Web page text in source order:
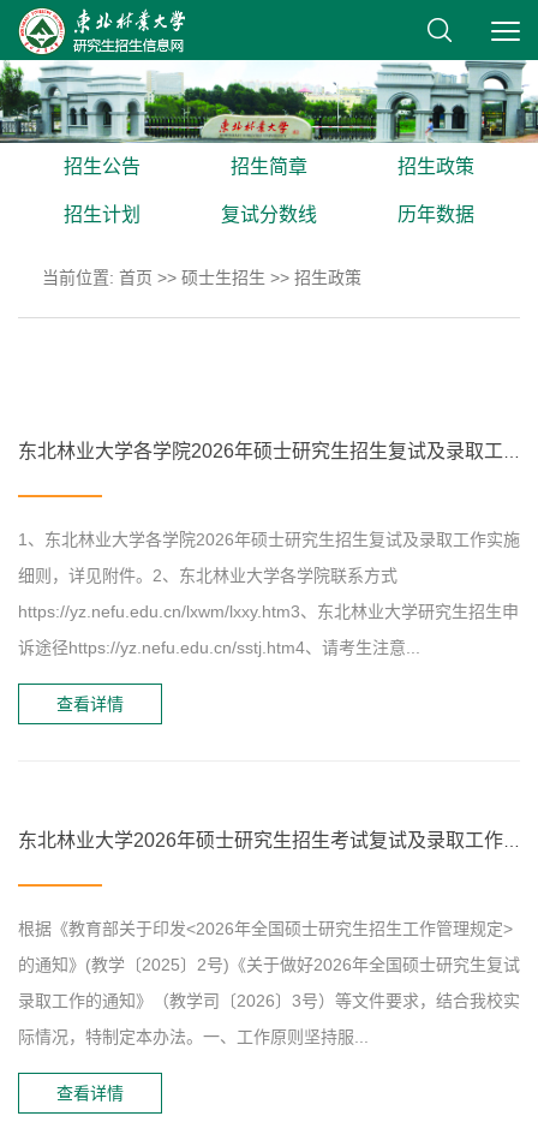
招生公告 招生简章 招生政策
招生计划 复试分数线 历年数据
当前位置: 首页 >> 硕士生招生 >> 招生政策
1、东北林业大学各学院2026年硕士研究生招生复试及录取工作实施
细则，详见附件。2、东北林业大学各学院联系方式
https://yz.nefu.edu.cn/lxwm/lxxy.htm3、东北林业大学研究生招生申
诉途径https://yz.nefu.edu.cn/sstj.htm4、请考生注意...
查看详情
根据《教育部关于印发<2026年全国硕士研究生招生工作管理规定>
的通知》(教学〔2025〕2号)《关于做好2026年全国硕士研究生复试
录取工作的通知》（教学司〔2026〕3号）等文件要求，结合我校实
际情况，特制定本办法。一、工作原则坚持服...
查看详情